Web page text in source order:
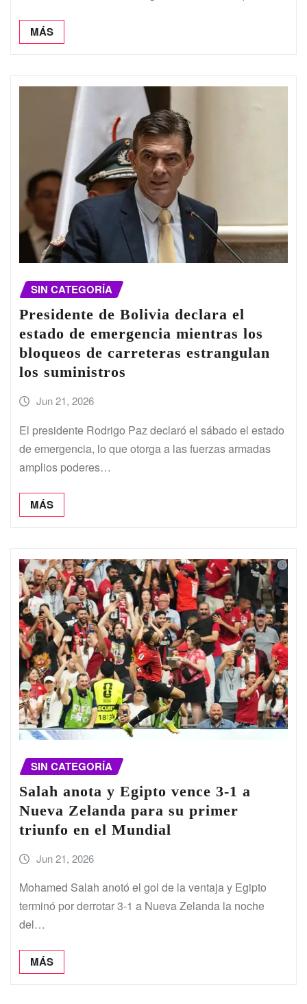
MÁS
SIN CATEGORÍA
Presidente de Bolivia declara el
estado de emergencia mientras los
bloqueos de carreteras estrangulan
los suministros
Jun 21, 2026
El presidente Rodrigo Paz declaró el sábado el estado
de emergencia, lo que otorga a las fuerzas armadas
amplios poderes…
MÁS
SIN CATEGORÍA
Salah anota y Egipto vence 3-1 a
Nueva Zelanda para su primer
triunfo en el Mundial
Jun 21, 2026
Mohamed Salah anotó el gol de la ventaja y Egipto
terminó por derrotar 3-1 a Nueva Zelanda la noche
del…
MÁS